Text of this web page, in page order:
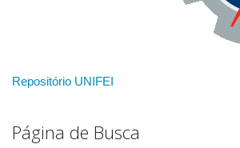
Repositório UNIFEI
Página de Busca